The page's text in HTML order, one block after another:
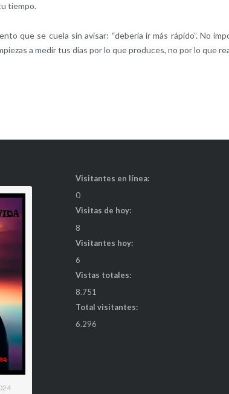
tiempo.
que se cuela sin avisar: “debería ir más rápido”. No
a medir tus días por lo que produces, no por lo que
Visitantes en línea:
0
Visitas de hoy:
8
Visitantes hoy:
6
Vistas totales:
8.751
Total visitantes:
6.296